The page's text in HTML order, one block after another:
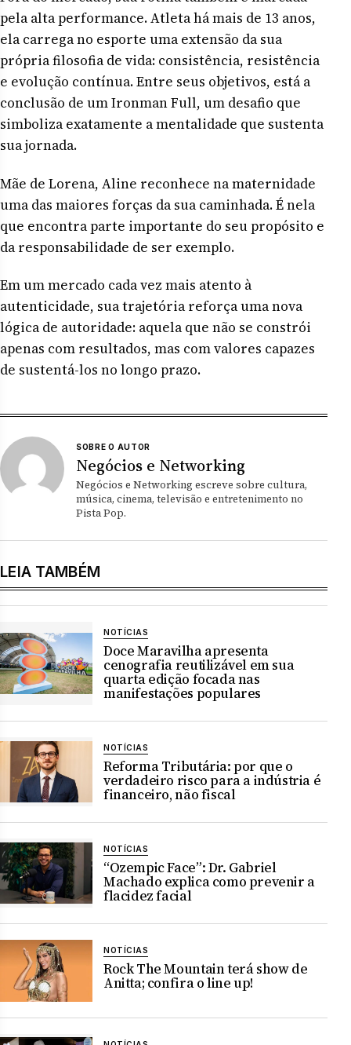
pela alta performance. Atleta há mais de 13 anos,
ela carrega no esporte uma extensão da sua
própria filosofia de vida: consistência, resistência
e evolução contínua. Entre seus objetivos, está a
conclusão de um Ironman Full, um desafio que
simboliza exatamente a mentalidade que sustenta
sua jornada.
Mãe de Lorena, Aline reconhece na maternidade
uma das maiores forças da sua caminhada. É nela
que encontra parte importante do seu propósito e
da responsabilidade de ser exemplo.
Em um mercado cada vez mais atento à
autenticidade, sua trajetória reforça uma nova
lógica de autoridade: aquela que não se constrói
apenas com resultados, mas com valores capazes
de sustentá-los no longo prazo.
SOBRE O AUTOR
Negócios e Networking
Negócios e Networking escreve sobre cultura,
música, cinema, televisão e entretenimento no
Pista Pop.
LEIA TAMBÉM
NOTÍCIAS
Doce Maravilha apresenta
cenografia reutilizável em sua
quarta edição focada nas
manifestações populares
NOTÍCIAS
Reforma Tributária: por que o
verdadeiro risco para a indústria é
financeiro, não fiscal
NOTÍCIAS
“Ozempic Face”: Dr. Gabriel
Machado explica como prevenir a
flacidez facial
NOTÍCIAS
Rock The Mountain terá show de
Anitta; confira o line up!